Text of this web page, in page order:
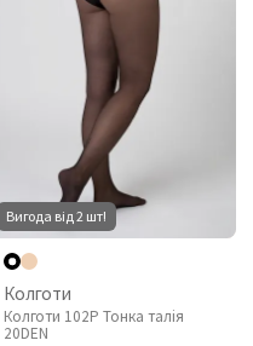
Вигода від 2 шт!
Колготи
Колготи 102P Тонка талія
20DEN